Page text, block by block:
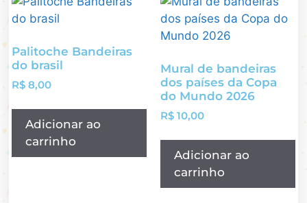
Palitoche Bandeiras
do brasil
R$ 8,00
Adicionar ao
carrinho
Mural de bandeiras
dos países da Copa
do Mundo 2026
R$ 10,00
Adicionar ao
carrinho